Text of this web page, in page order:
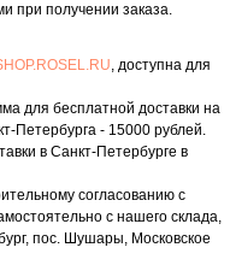
при получении заказа.
, доступна для
для бесплатной доставки на
Петербурга - 15000 рублей.
в Санкт-Петербурге в
согласованию с
с нашего склада,
пос. Шушары, Московское